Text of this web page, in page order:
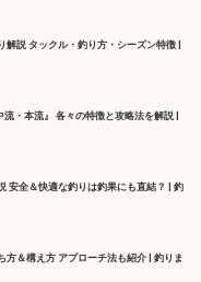
解説 タックル・釣り方・シーズン特徴 |
・本流』 各々の特徴と攻略法を解説 |
安全＆快適な釣りは釣果にも直結？ | 釣
方＆構え方 アプローチ法も紹介 | 釣りま